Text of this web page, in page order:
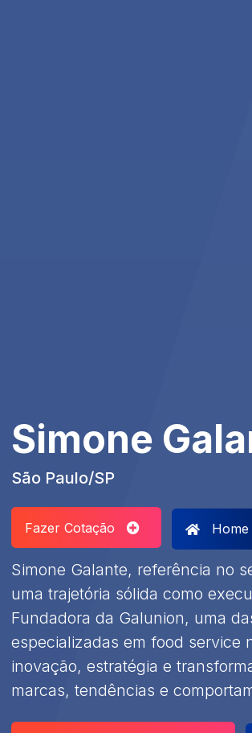
Simone
São Paulo/SP
Fazer Cotação Home
Simone Galante, referência no
uma trajetória sólida como
Fundadora da Galunion, uma
especializadas em food service
inovação, estratégia e
marcas, tendências e